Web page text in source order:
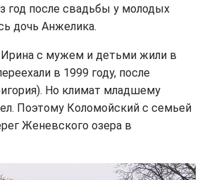
год после свадьбы у молодых
дочь Анжелика.
с мужем и детьми жили в
в 1999 году, после
Но климат младшему
Поэтому Коломойский с семьей
Женевского озера в